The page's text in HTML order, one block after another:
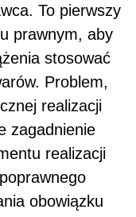
To pierwszy
prawnym, aby
stosować
Problem,
realizacji
zagadnienie
realizacji
obowiązku